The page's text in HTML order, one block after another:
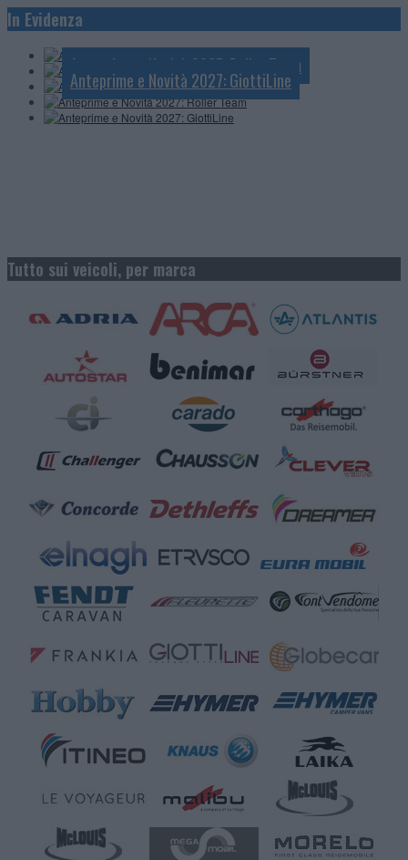
In EvidenzaAnteprime e Novità 2027: Mobilvetta
Anteprime e Novità 2027: Challenger
Anteprime e Novità 2027: Pössl
Anteprime e Novità 2027: Roller Team
Anteprime e Novità 2027: GiottiLine
Tutto sui veicoli, per marca